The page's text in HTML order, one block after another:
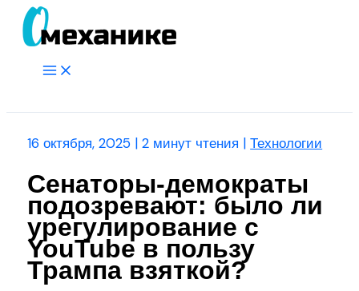
Перейти
Main
16 октября, 2025 |2 минут чтения |Технологии
Сенаторы-демократы
подозревают: было ли
урегулирование с
YouTube в пользу
Трампа взяткой?